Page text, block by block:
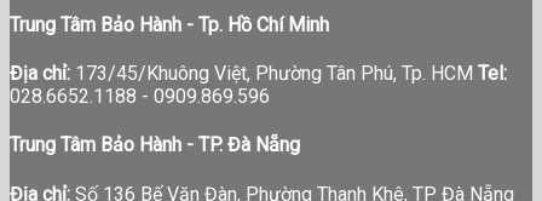
Trung Tâm Bảo Hành - Tp. Hồ Chí Minh
Địa chỉ: 173/45/Khuông Việt, Phường Tân Phú, Tp. HCM Tel:
028.6652.1188 - 0909.869.596
Trung Tâm Bảo Hành - TP. Đà Nẵng
Địa chỉ: Số 136 Bế Văn Đàn, Phường Thanh Khê, TP Đà Nẵng